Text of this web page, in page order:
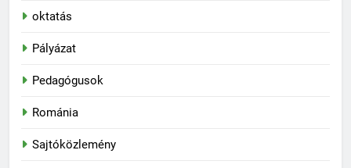
oktatás
Pályázat
Pedagógusok
Románia
Sajtóközlemény